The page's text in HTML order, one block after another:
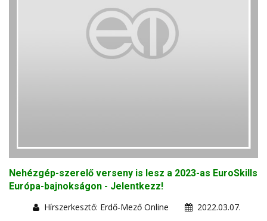
Nehézgép-szerelő verseny is lesz a 2023-as EuroSkills
Európa-bajnokságon - Jelentkezz!
Hírszerkesztő: Erdő-Mező Online
2022.03.07.